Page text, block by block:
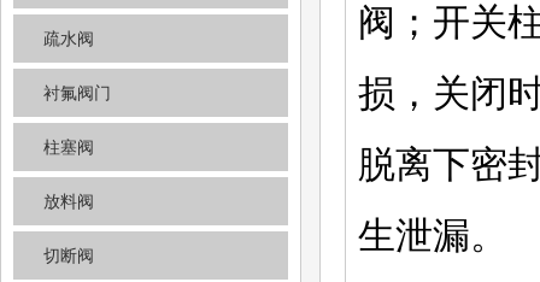
疏水阀
衬氟阀门
柱塞阀
放料阀
切断阀
阀；开关
损，关闭
脱离下密
生泄漏。